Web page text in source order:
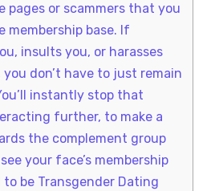
pages or scammers that you
membership base. If
insults you, or harasses
don’t have to just remain
instantly stop that
further, to make a
the complement group
your face’s membership
to be Transgender Dating